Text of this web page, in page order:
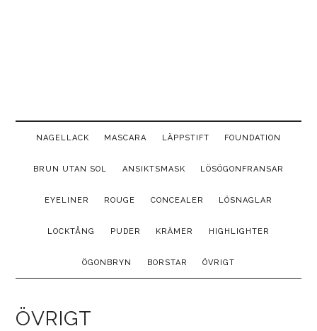
NAGELLACK MASCARA LÄPPSTIFT FOUNDATION
BRUN UTAN SOL ANSIKTSMASK LÖSÖGONFRANSAR
EYELINER ROUGE CONCEALER LÖSNAGLAR
LOCKTÅNG PUDER KRÄMER HIGHLIGHTER
ÖGONBRYN BORSTAR ÖVRIGT
ÖVRIGT